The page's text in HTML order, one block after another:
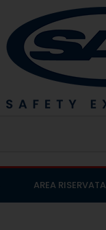
AREA RISERVATA